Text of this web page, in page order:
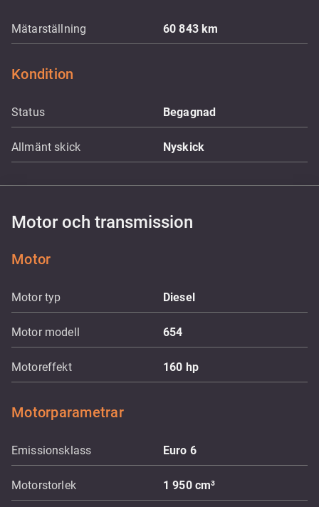
Mätarställning 60 843km
Kondition
Status Begagnad
Allmänt skick Nyskick
Motor och transmission
Motor
Motor typ Diesel
Motor modell 654
Motoreffekt 160 hp
Motorparametrar
Emissionsklass Euro 6
Motorstorlek 1 950 cm³